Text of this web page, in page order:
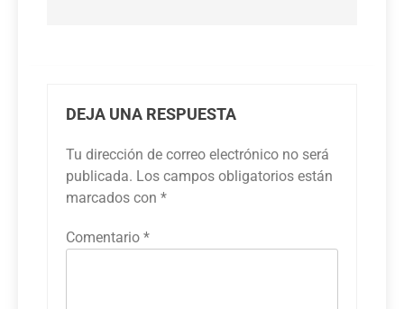
DEJA UNA RESPUESTA
Tu dirección de correo electrónico no será
publicada. Los campos obligatorios están
marcados con *
Comentario *